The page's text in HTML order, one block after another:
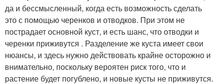
да и бессмысленный, когда есть возможность сделать
это с помощью черенков и отводков. При этом не
пострадает основной куст, и есть шанс, что отводки и
черенки приживутся . Разделение же куста имеет свои
нюансы, и здесь нужно действовать крайне осторожно и
внимательно, поскольку вероятен риск того, что и
растение будет погублено, и новые кусты не приживутся.